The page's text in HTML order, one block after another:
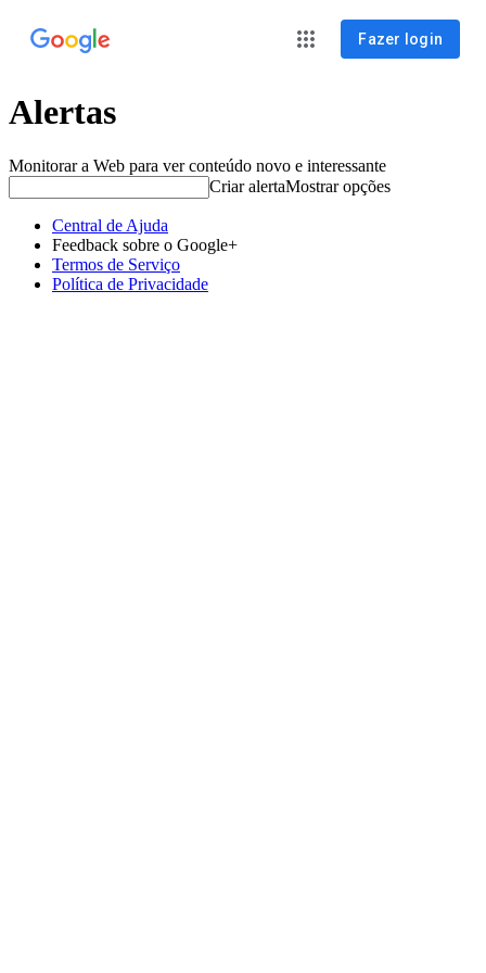
Fazer login
Alertas
Monitorar a Web para ver conteúdo novo e interessante
Criar alertaMostrar opções
Central de Ajuda
Feedback sobre o Google+
Termos de Serviço
Política de Privacidade